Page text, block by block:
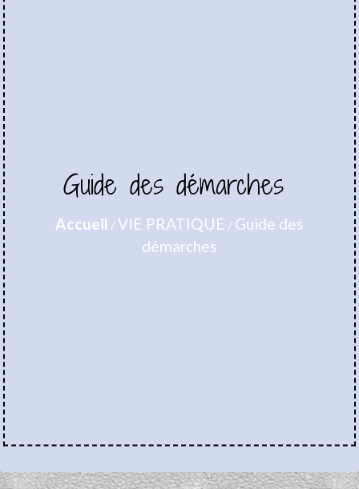
Guide des démarches
Accueil /VIE PRATIQUE / Guide des
démarches